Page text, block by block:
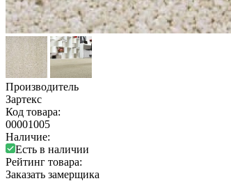
Производитель
Зартекс
Код товара:
00001005
Наличие:
Есть в наличии
Рейтинг товара:
Заказать замерщика